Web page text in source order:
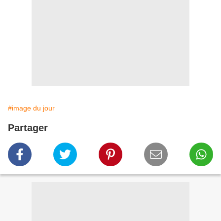
#image du jour
Partager